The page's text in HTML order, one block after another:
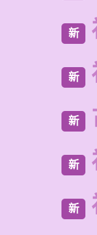
新
新
新
新
新